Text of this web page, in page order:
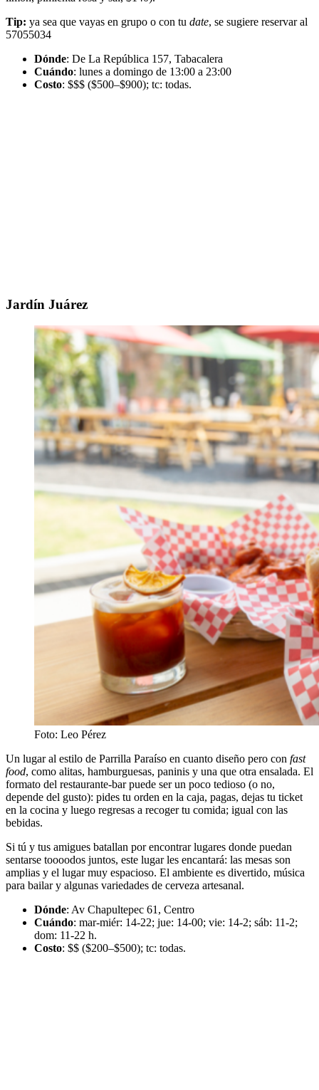
Tip: ya sea que vayas en grupo o con tu date, se sugiere reservar al
57055034
Dónde: De La República 157, Tabacalera
Cuándo: lunes a domingo de 13:00 a 23:00
Costo: $$$ ($500–$900); tc: todas.
Jardín Juárez
Foto: Leo Pérez
Un lugar al estilo de Parrilla Paraíso en cuanto diseño pero con fast
food, como alitas, hamburguesas, paninis y una que otra ensalada. El
formato del restaurante-bar puede ser un poco tedioso (o no,
depende del gusto): pides tu orden en la caja, pagas, dejas tu ticket
en la cocina y luego regresas a recoger tu comida; igual con las
bebidas.
Si tú y tus amigues batallan por encontrar lugares donde puedan
sentarse toooodos juntos, este lugar les encantará: las mesas son
amplias y el lugar muy espacioso. El ambiente es divertido, música
para bailar y algunas variedades de cerveza artesanal.
Dónde: Av Chapultepec 61, Centro
Cuándo: mar-miér: 14-22; jue: 14-00; vie: 14-2; sáb: 11-2;
dom: 11-22 h.
Costo: $$ ($200–$500); tc: todas.